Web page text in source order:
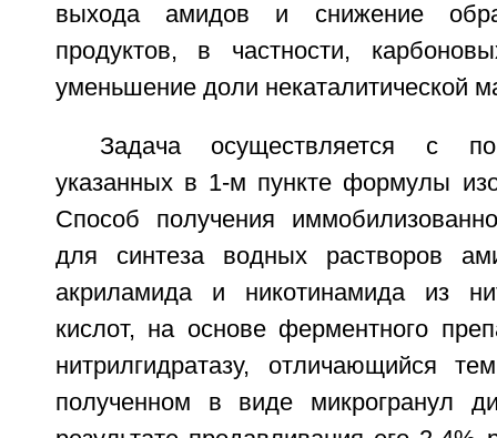
выхода амидов и снижение
продуктов, в частности,
уменьшение доли некаталитической
Задача осуществляется с
указанных в 1-м пункте формулы
Способ получения
для синтеза водных растворов
акриламида и никотинамида из
кислот, на основе ферментного
нитрилгидратазу, отличающийся
полученном в виде микрогранул